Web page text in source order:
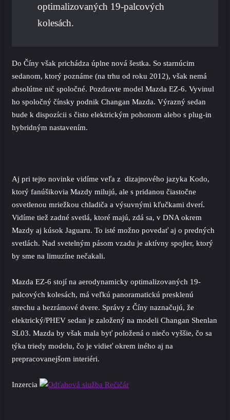
optimalizovaných 19-palcových
kolesách.
Do Číny však prichádza úplne nová šestka. So starnúcim
sedanom, ktorý poznáme (na trhu od roku 2012), však nemá
absolútne nič spoločné. Pozdravte model Mazda EZ-6. Vyvinul
ho spoločný čínsky podnik Changan Mazda. Výrazný sedan
bude k dispozícii s čisto elektrickým pohonom alebo s plug-in
hybridným nastavením.
Aj pri tejto novinke vidíme veľa z dizajnového jazyka Kodo,
ktorý fanúšikovia Mazdy milujú, ale s pridanou čiastočne
osvetlenou mriežkou chladiča a výsuvnými kľučkami dverí.
Vidíme tiež zadné svetlá, ktoré majú, zdá sa, v DNA okrem
Mazdy aj kúsok Jaguaru. To isté možno povedať aj o predných
svetlách. Nad svetelným pásom vzadu je aktívny spojler, ktorý
by sme na limuzíne nečakali.
Mazda EZ-6 stojí na aerodynamicky optimalizovaných 19-
palcových kolesách, má veľkú panoramatickú presklenú
strechu a bezrámové dvere. Správy z Číny naznačujú, že
elektrický/PHEV sedan je založený na modeli Changan Shenlan
SL03. Mazda by však mala byť položená o niečo vyššie, čo sa
týka triedy modelu, čo je vidieť okrem iného aj na
prepracovanejšom interiéri.
Inzercia